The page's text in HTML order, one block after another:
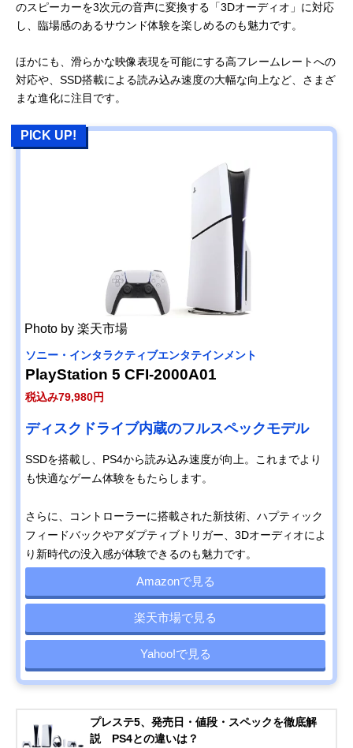
のスピーカーを3次元の音声に変換する「3Dオーディオ」に対応
し、臨場感のあるサウンド体験を楽しめるのも魅力です。
ほかにも、滑らかな映像表現を可能にする高フレームレートへの
対応や、SSD搭載による読み込み速度の大幅な向上など、さまざ
まな進化に注目です。
PICK UP!
Photo by 楽天市場
ソニー・インタラクティブエンタテインメント
PlayStation 5 CFI-2000A01
税込み79,980円
ディスクドライブ内蔵のフルスペックモデル
SSDを搭載し、PS4から読み込み速度が向上。これまでより
も快適なゲーム体験をもたらします。
さらに、コントローラーに搭載された新技術、ハプティック
フィードバックやアダプティブトリガー、3Dオーディオによ
り新時代の没入感が体験できるのも魅力です。
Amazonで見る
楽天市場で見る
Yahoo!で見る
プレステ5、発売日・値段・スペックを徹底解
説 PS4との違いは？